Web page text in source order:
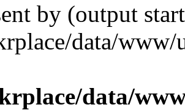
by (output
data/
data/